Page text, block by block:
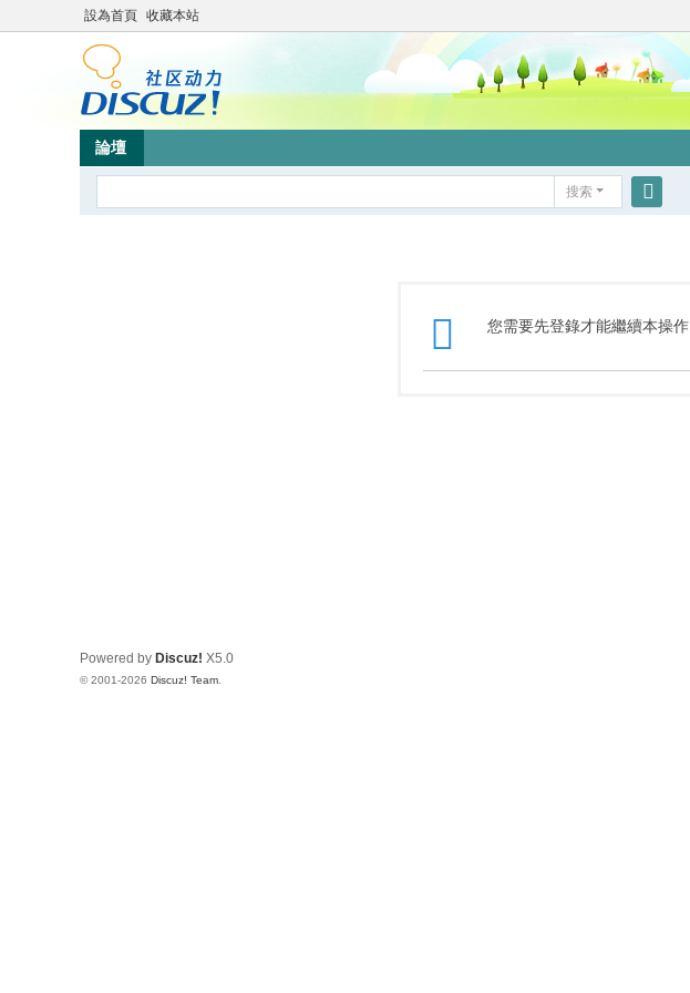
設為首頁 收藏本站
論壇
搜索
您需要先登錄才能繼續本操作
Powered by Discuz! X5.0
© 2001-2026 Discuz! Team